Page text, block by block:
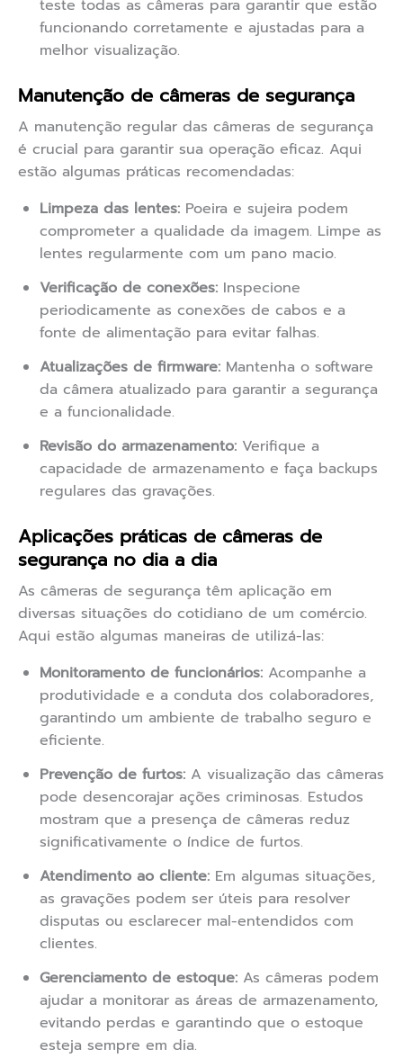
teste todas as câmeras para garantir que estão
funcionando corretamente e ajustadas para a
melhor visualização.
Manutenção de câmeras de segurança
A manutenção regular das câmeras de segurança
é crucial para garantir sua operação eficaz. Aqui
estão algumas práticas recomendadas:
Limpeza das lentes: Poeira e sujeira podem
comprometer a qualidade da imagem. Limpe as
lentes regularmente com um pano macio.
Verificação de conexões: Inspecione
periodicamente as conexões de cabos e a
fonte de alimentação para evitar falhas.
Atualizações de firmware: Mantenha o software
da câmera atualizado para garantir a segurança
e a funcionalidade.
Revisão do armazenamento: Verifique a
capacidade de armazenamento e faça backups
regulares das gravações.
Aplicações práticas de câmeras de
segurança no dia a dia
As câmeras de segurança têm aplicação em
diversas situações do cotidiano de um comércio.
Aqui estão algumas maneiras de utilizá-las:
Monitoramento de funcionários: Acompanhe a
produtividade e a conduta dos colaboradores,
garantindo um ambiente de trabalho seguro e
eficiente.
Prevenção de furtos: A visualização das câmeras
pode desencorajar ações criminosas. Estudos
mostram que a presença de câmeras reduz
significativamente o índice de furtos.
Atendimento ao cliente: Em algumas situações,
as gravações podem ser úteis para resolver
disputas ou esclarecer mal-entendidos com
clientes.
Gerenciamento de estoque: As câmeras podem
ajudar a monitorar as áreas de armazenamento,
evitando perdas e garantindo que o estoque
esteja sempre em dia.